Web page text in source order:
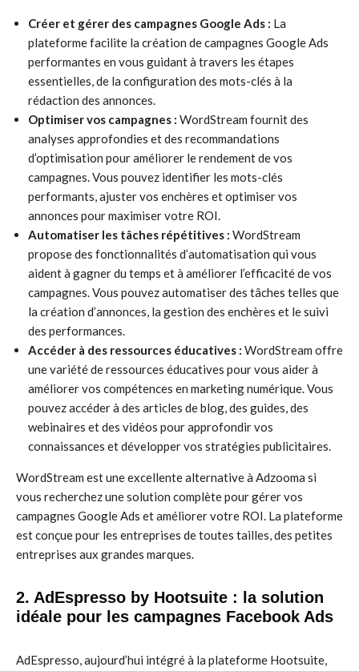
Créer et gérer des campagnes Google Ads : La
plateforme facilite la création de campagnes Google Ads
performantes en vous guidant à travers les étapes
essentielles, de la configuration des mots-clés à la
rédaction des annonces.
Optimiser vos campagnes : WordStream fournit des
analyses approfondies et des recommandations
d’optimisation pour améliorer le rendement de vos
campagnes. Vous pouvez identifier les mots-clés
performants, ajuster vos enchères et optimiser vos
annonces pour maximiser votre ROI.
Automatiser les tâches répétitives : WordStream
propose des fonctionnalités d’automatisation qui vous
aident à gagner du temps et à améliorer l’efficacité de vos
campagnes. Vous pouvez automatiser des tâches telles que
la création d’annonces, la gestion des enchères et le suivi
des performances.
Accéder à des ressources éducatives : WordStream offre
une variété de ressources éducatives pour vous aider à
améliorer vos compétences en marketing numérique. Vous
pouvez accéder à des articles de blog, des guides, des
webinaires et des vidéos pour approfondir vos
connaissances et développer vos stratégies publicitaires.
WordStream est une excellente alternative à Adzooma si
vous recherchez une solution complète pour gérer vos
campagnes Google Ads et améliorer votre ROI. La plateforme
est conçue pour les entreprises de toutes tailles, des petites
entreprises aux grandes marques.
2. AdEspresso by Hootsuite : la solution
idéale pour les campagnes Facebook Ads
AdEspresso, aujourd’hui intégré à la plateforme Hootsuite,